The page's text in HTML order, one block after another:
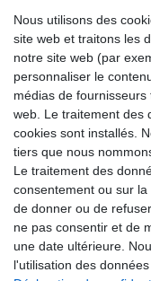
ADRESSE E-MAIL **
Par la présente, je confirme
rétracter mon
Nous utilisons des
site web et traitons les
notre site web (par
personnaliser le
médias de
web. Le traitement des
cookies sont installés.
tiers que nous
Le traitement des
consentement ou sur
de donner ou de
ne pas consentir et de
une date ultérieure.
l'utilisation des